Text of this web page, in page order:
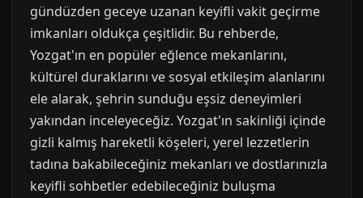
gündüzden geceye uzanan keyifli vakit geçirme
imkanları oldukça çeşitlidir. Bu rehberde,
Yozgat'ın en popüler eğlence mekanlarını,
kültürel duraklarını ve sosyal etkileşim alanlarını
ele alarak, şehrin sunduğu eşsiz deneyimleri
yakından inceleyeceğiz. Yozgat'ın sakinliği içinde
gizli kalmış hareketli köşeleri, yerel lezzetlerin
tadına bakabileceğiniz mekanları ve dostlarınızla
keyifli sohbetler edebileceğiniz buluşma